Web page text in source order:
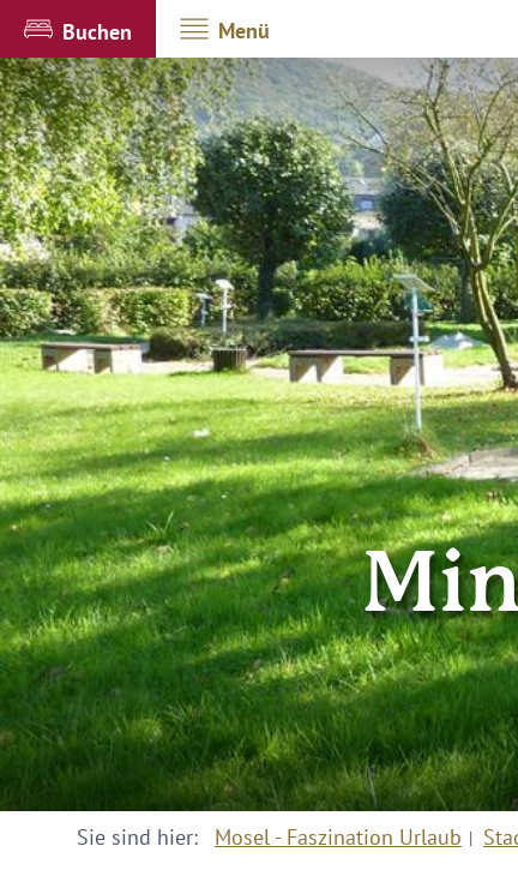
Buchen Menü
Sie sind hier: Mosel - Faszination Urlaub